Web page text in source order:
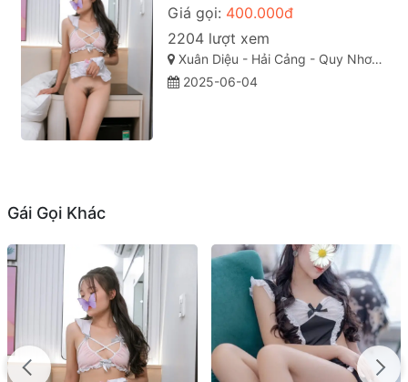
Giá gọi: 400.000đ
2204 lượt xem
Xuân Diệu - Hải Cảng - Quy Nhơn - Bình Định
2025-06-04
Gái Gọi Khác